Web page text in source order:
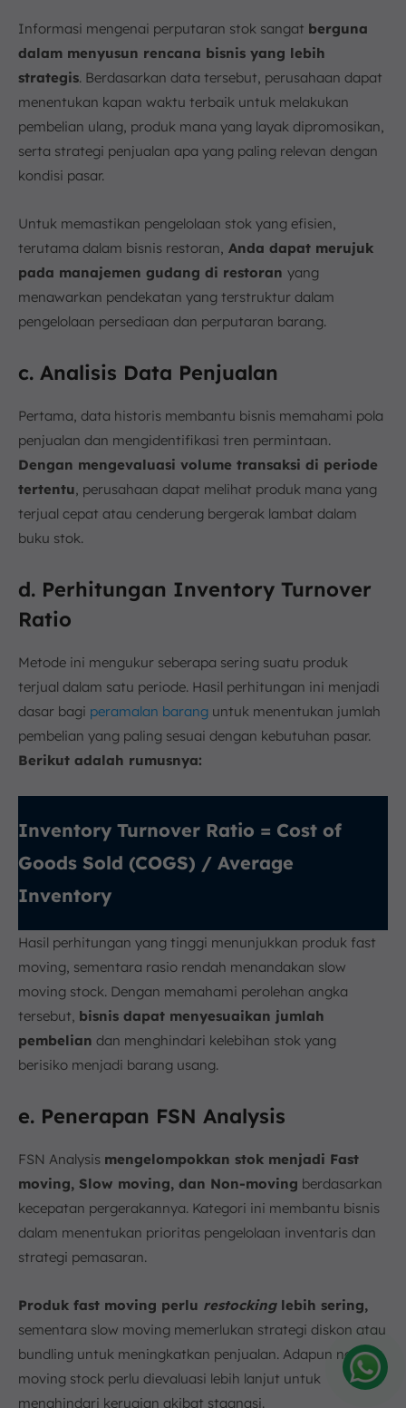
Informasi mengenai perputaran stok sangat berguna
dalam menyusun rencana bisnis yang lebih
strategis. Berdasarkan data tersebut, perusahaan dapat
menentukan kapan waktu terbaik untuk melakukan
pembelian ulang, produk mana yang layak dipromosikan,
serta strategi penjualan apa yang paling relevan dengan
kondisi pasar.
Untuk memastikan pengelolaan stok yang efisien,
terutama dalam bisnis restoran, Anda dapat merujuk
pada manajemen gudang di restoran yang
menawarkan pendekatan yang terstruktur dalam
pengelolaan persediaan dan perputaran barang.
c. Analisis Data Penjualan
Pertama, data historis membantu bisnis memahami pola
penjualan dan mengidentifikasi tren permintaan.
Dengan mengevaluasi volume transaksi di periode
tertentu, perusahaan dapat melihat produk mana yang
terjual cepat atau cenderung bergerak lambat dalam
buku stok.
d. Perhitungan Inventory Turnover
Ratio
Metode ini mengukur seberapa sering suatu produk
terjual dalam satu periode. Hasil perhitungan ini menjadi
dasar bagi peramalan barang untuk menentukan jumlah
pembelian yang paling sesuai dengan kebutuhan pasar.
Berikut adalah rumusnya:
Inventory Turnover Ratio = Cost of
Goods Sold (COGS) / Average
Inventory
Hasil perhitungan yang tinggi menunjukkan produk fast
moving, sementara rasio rendah menandakan slow
moving stock. Dengan memahami perolehan angka
tersebut, bisnis dapat menyesuaikan jumlah
pembelian dan menghindari kelebihan stok yang
berisiko menjadi barang usang.
e. Penerapan FSN Analysis
FSN Analysis mengelompokkan stok menjadi Fast
moving, Slow moving, dan Non-moving berdasarkan
kecepatan pergerakannya. Kategori ini membantu bisnis
dalam menentukan prioritas pengelolaan inventaris dan
strategi pemasaran.
Produk fast moving perlu restocking lebih sering,
sementara slow moving memerlukan strategi diskon atau
bundling untuk meningkatkan penjualan. Adapun non-
moving stock perlu dievaluasi lebih lanjut untuk
menghindari kerugian akibat stagnasi.